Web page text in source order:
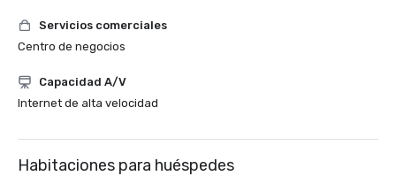
Servicios comerciales
Centro de negocios
Capacidad A/V
Internet de alta velocidad
Habitaciones para huéspedes